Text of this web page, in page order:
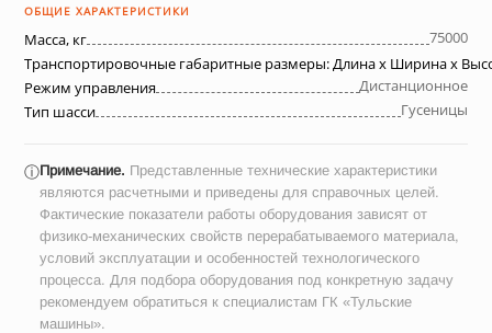
ОБЩИЕ ХАРАКТЕРИСТИКИ
Масса, кг
75000
Транспортировочные габаритные размеры: Длина х Ширина х
Режим управления
Дистанционное
Тип шасси
Гусеницы
ⓘПримечание. Представленные технические характеристики
являются расчетными и приведены для справочных целей.
Фактические показатели работы оборудования зависят от
физико-механических свойств перерабатываемого материала,
условий эксплуатации и особенностей технологического
процесса. Для подбора оборудования под конкретную задачу
рекомендуем обратиться к специалистам ГК «Тульские
машины».